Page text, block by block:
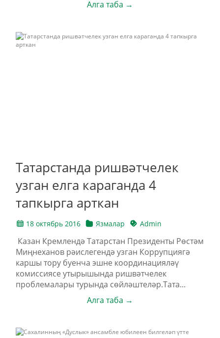
Алга таба →
Татарстанда ришвәтчелек
узган елга караганда 4
тапкырга арткан
18 октябрь 2016 Язмалар Admin
Казан Кремлендә Татарстан Президенты Рөстәм
Миңнеханов рәислегендә узган Коррупциягә
каршы тору буенча эшне координацияләү
комиссиясе утырышында ришвәтчелек
проблемалары турында сөйләштеләр.Тата...
Алга таба →